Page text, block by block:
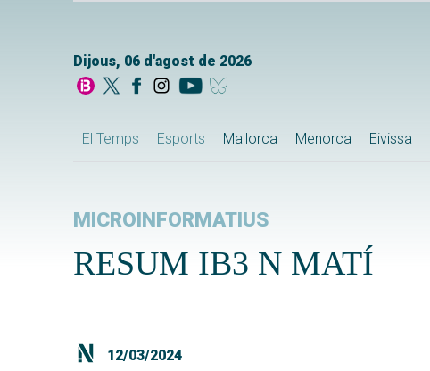
Dijous, 06 d'agost de 2026
El Temps Esports Mallorca Menorca Eivissa
MICROINFORMATIUS
RESUM IB3 N MATÍ
12/03/2024